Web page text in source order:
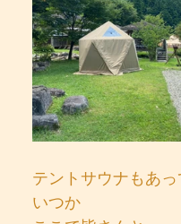
テントサウナもあっ
いつか